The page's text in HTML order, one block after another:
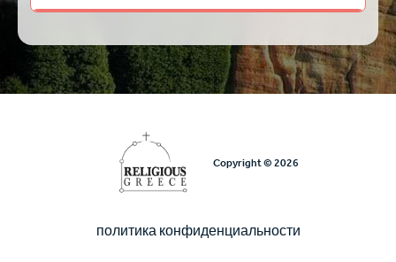
Copyright © 2026
Υποσέλιδο
политика конфиденциальности